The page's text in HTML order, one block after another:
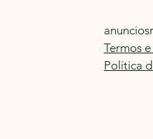
Termos
Política